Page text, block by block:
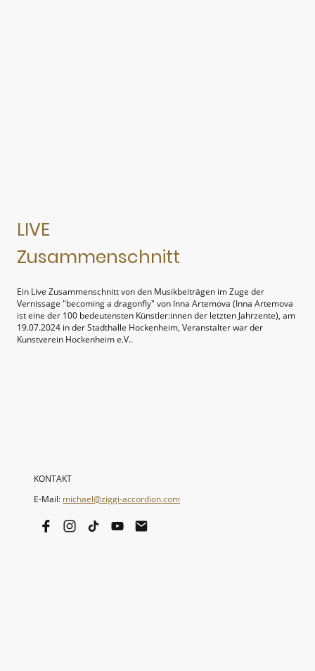
LIVE
Zusammenschnitt
Ein Live Zusammenschnitt von den Musikbeiträgen im Zuge der
Vernissage "becoming a dragonfly" von Inna Artemova (Inna Artemova
ist eine der 100 bedeutensten Künstler:innen der letzten Jahrzente), am
19.07.2024 in der Stadthalle Hockenheim, Veranstalter war der
Kunstverein Hockenheim e.V..
KONTAKT
E-Mail: michael@ziggi-accordion.com